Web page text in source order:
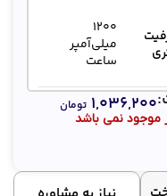
1200
میلی‌آمپر
ساعت
10 وات
AUX، USB
موجود نمی باشد
۱,۰۳۶,۲۰۰ تومان